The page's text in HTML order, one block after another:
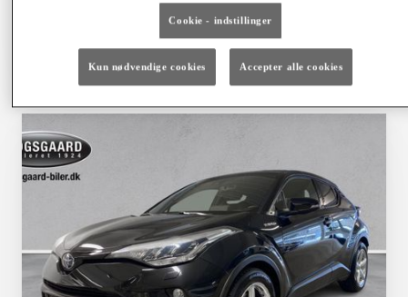
Kontakt forhandler
Sammenlign Gem
Cookie - indstillinger
Kun nødvendige cookies Accepter alle cookies